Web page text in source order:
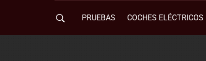
PRUEBAS COCHES ELÉCTRICOS